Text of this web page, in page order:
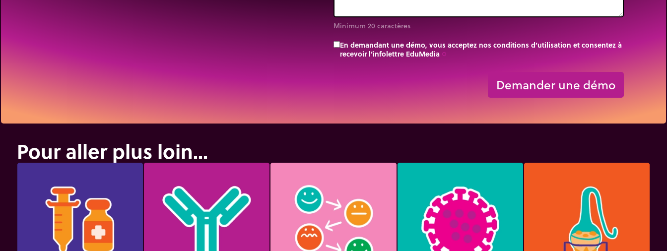
Minimum 20 caractères
En demandant une démo, vous acceptez nos conditions d’utilisation et consentez à
recevoir l’infolettre EduMedia trip_origin
Demander une démo
Pour aller plus loin...